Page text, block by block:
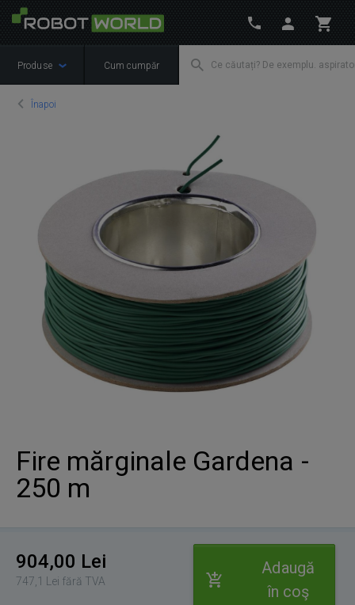
Produse Cum cumpăr
Înapoi
Fire mărginale Gardena -
250 m
904,00 Lei
747,1 Lei fără TVA
Adaugă
în coş